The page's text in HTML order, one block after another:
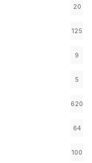
20
125
9
5
620
64
100